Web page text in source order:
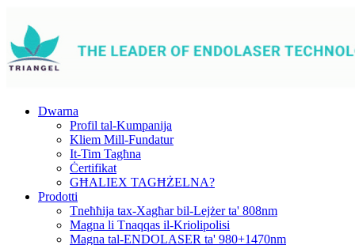
Dwarna
Profil tal-Kumpanija
Kliem Mill-Fundatur
It-Tim Tagħna
Ċertifikat
GĦALIEX TAGĦŻELNA?
Prodotti
Tneħħija tax-Xagħar bil-Lejżer ta' 808nm
Magna li Tnaqqas il-Kriolipolisi
Magna tal-ENDOLASER ta' 980+1470nm